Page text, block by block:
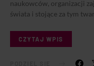
naukowców, organizacji
świata i stojące za tym
CZYTAJ WPIS